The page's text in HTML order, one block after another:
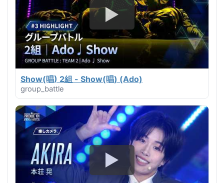
Show(唱) 2組 - Show(唱) (Ado)
group_battle